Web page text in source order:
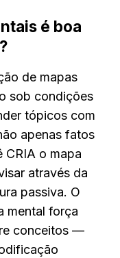
é boa
de mapas
sob condições
tópicos com
apenas fatos
CRIA o mapa
através da
passiva. O
mental força
conceitos —